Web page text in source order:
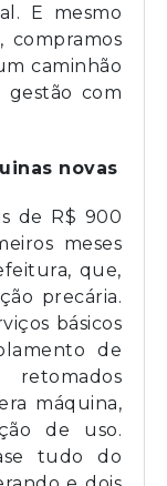
E mesmo
compramos
caminhão
gestão com
novas
de R$ 900
meses
que,
precária.
básicos
de
máquina,
de uso.
tudo do